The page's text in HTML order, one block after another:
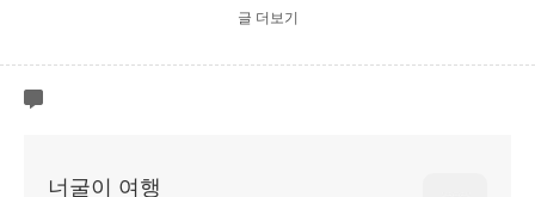
글 더보기
너굴이 여행